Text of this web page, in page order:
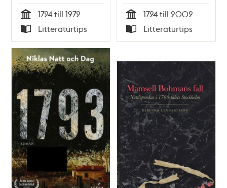
Rudstedt
Tid
1724 till 1972
Typ
Litteraturtips Tid
1724 till 2002
Typ
Litteraturtips